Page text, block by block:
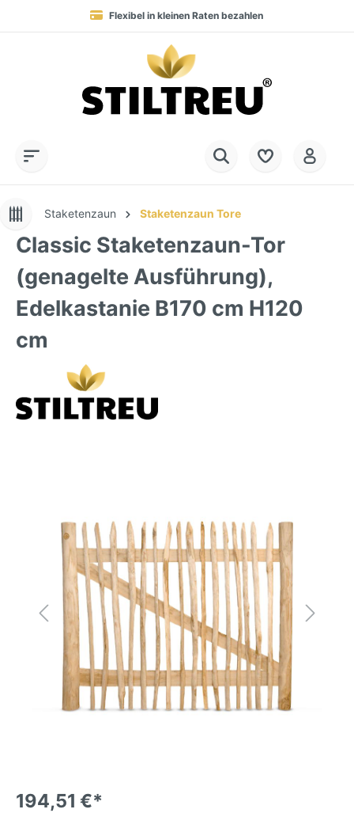
Flexibel in kleinen Raten bezahlen
Blitzversand in 1-2 Werktagen nach DE, AT & NL
+49 (0) 28 32 - 408 990 0
Dauerhaft hohe Warenverfügbarkeit
SSL-verschlüsselt online einkaufen
Staketenzaun Staketenzaun Tore
Classic Staketenzaun-Tor
(genagelte Ausführung),
Edelkastanie B170 cm H120
cm
194,51 €*